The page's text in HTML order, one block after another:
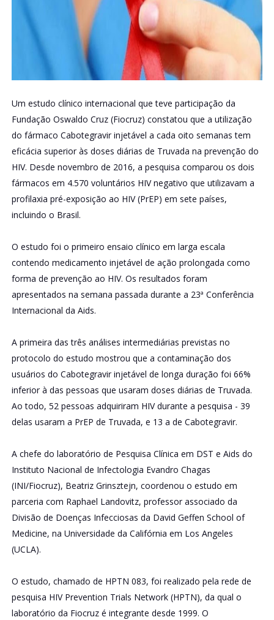
Um estudo clínico internacional que teve participação da
Fundação Oswaldo Cruz (Fiocruz) constatou que a utilização
do fármaco Cabotegravir injetável a cada oito semanas tem
eficácia superior às doses diárias de Truvada na prevenção do
HIV. Desde novembro de 2016, a pesquisa comparou os dois
fármacos em 4.570 voluntários HIV negativo que utilizavam a
profilaxia pré-exposição ao HIV (PrEP) em sete países,
incluindo o Brasil.
O estudo foi o primeiro ensaio clínico em larga escala
contendo medicamento injetável de ação prolongada como
forma de prevenção ao HIV. Os resultados foram
apresentados na semana passada durante a 23ª Conferência
Internacional da Aids.
A primeira das três análises intermediárias previstas no
protocolo do estudo mostrou que a contaminação dos
usuários do Cabotegravir injetável de longa duração foi 66%
inferior à das pessoas que usaram doses diárias de Truvada.
Ao todo, 52 pessoas adquiriram HIV durante a pesquisa - 39
delas usaram a PrEP de Truvada, e 13 a de Cabotegravir.
A chefe do laboratório de Pesquisa Clínica em DST e Aids do
Instituto Nacional de Infectologia Evandro Chagas
(INI/Fiocruz), Beatriz Grinsztejn, coordenou o estudo em
parceria com Raphael Landovitz, professor associado da
Divisão de Doenças Infecciosas da David Geffen School of
Medicine, na Universidade da Califórnia em Los Angeles
(UCLA).
O estudo, chamado de HPTN 083, foi realizado pela rede de
pesquisa HIV Prevention Trials Network (HPTN), da qual o
laboratório da Fiocruz é integrante desde 1999. O